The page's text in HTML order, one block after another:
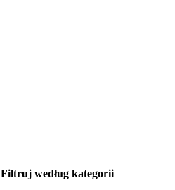
Filtruj według kategorii